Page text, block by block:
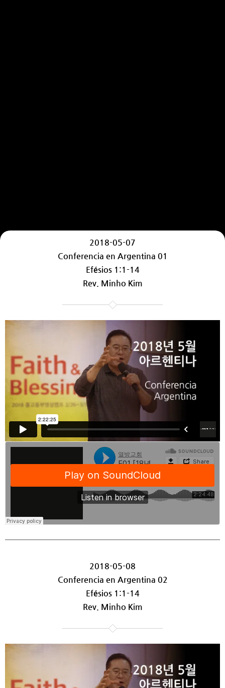
2018-05-07
Conferencia en Argentina 01
Efésios 1:1-14
Rev. Minho Kim
2018-05-08
Conferencia en Argentina 02
Efésios 1:1-14
Rev. Minho Kim